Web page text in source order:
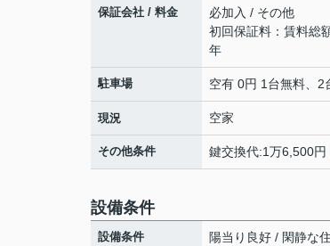
保証会社 / 料金
必加入 / その他
初回保証料：賃料
年
駐車場 空有 0円 1台無料、2
現況 空家
その他条件 鍵交換代:1万6,500円
設備条件
設備条件
陽当り良好 / 閑静な